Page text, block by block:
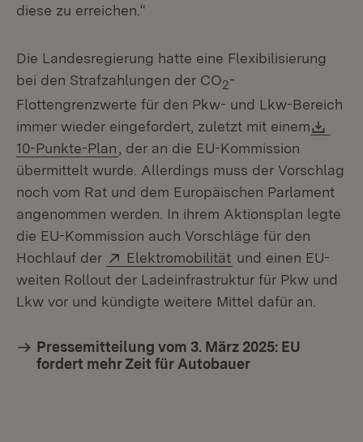
diese zu erreichen.“
Die Landesregierung hatte eine Flexibilisierung
bei den Strafzahlungen der CO2-
Flottengrenzwerte für den Pkw- und Lkw-Bereich
immer wieder eingefordert, zuletzt mit einem
10-Punkte-Plan (Öffnet in neuem Fenster)
, der an die EU-Kommission
übermittelt wurde. Allerdings muss der Vorschlag
noch vom Rat und dem Europäischen Parlament
angenommen werden. In ihrem Aktionsplan legte
die EU-Kommission auch Vorschläge für den
Hochlauf der
Extern:
Elektromobilität (Öffnet in neuem
und einen EU-
weiten Rollout der Ladeinfrastruktur für Pkw und
Lkw vor und kündigte weitere Mittel dafür an.
Pressemitteilung vom 3. März 2025: EU
fordert mehr Zeit für Autobauer